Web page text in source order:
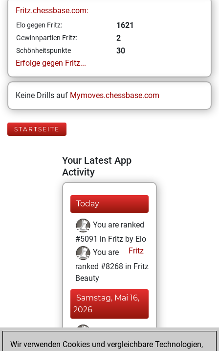
Fritz.chessbase.com:
Elo gegen Fritz: 1621
Gewinnpartien Fritz: 2
Schönheitspunkte
30
Erfolge gegen Fritz...
Keine Drills auf Mymoves.chessbase.com
STARTSEITE
Your Latest App
Activity
Today
You are ranked
#5091 in Fritz by Elo
Fritz
You are
ranked #8268 in Fritz
Beauty
Samstag, Mai 16,
2026
You won
against Fritz
Fritz
Wir verwenden Cookies und vergleichbare Technologien,